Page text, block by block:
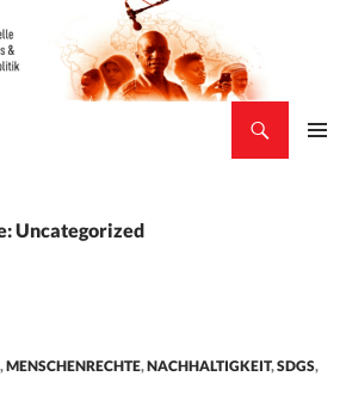
Uncategorized
,MENSCHENRECHTE,NACHHALTIGKEIT,SDGS,